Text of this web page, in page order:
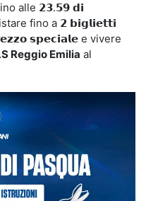
alle 𝟮𝟯.𝟱𝟵 𝗱𝗶
fino a 𝟮 𝗯𝗶𝗴𝗹𝗶𝗲𝘁𝘁𝗶
𝘀𝗽𝗲𝗰𝗶𝗮𝗹𝗲 e vivere
Reggio Emilia al